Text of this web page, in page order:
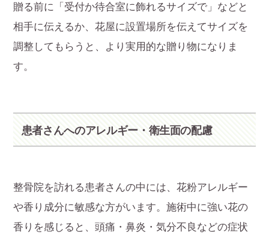
贈る前に「受付か待合室に飾れるサイズで」などと
相手に伝えるか、花屋に設置場所を伝えてサイズを
調整してもらうと、より実用的な贈り物になりま
す。
患者さんへのアレルギー・衛生面の配慮
整骨院を訪れる患者さんの中には、花粉アレルギー
や香り成分に敏感な方がいます。施術中に強い花の
香りを感じると、頭痛・鼻炎・気分不良などの症状